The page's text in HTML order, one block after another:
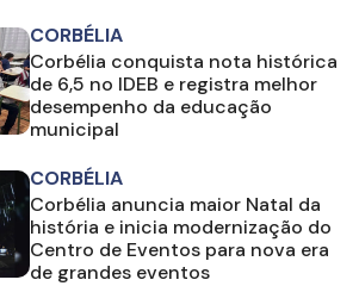
CORBÉLIA
Corbélia conquista nota histórica
de 6,5 no IDEB e registra melhor
desempenho da educação
municipal
CORBÉLIA
Corbélia anuncia maior Natal da
história e inicia modernização do
Centro de Eventos para nova era
de grandes eventos